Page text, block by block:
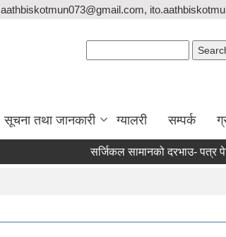
aathbiskotmun073@gmail.com,
सूचना तथा जानकारी ग्यालरी सम्पर्क
सर्जिकल सामानको दरभाउ- पत्र पेश गर्ने